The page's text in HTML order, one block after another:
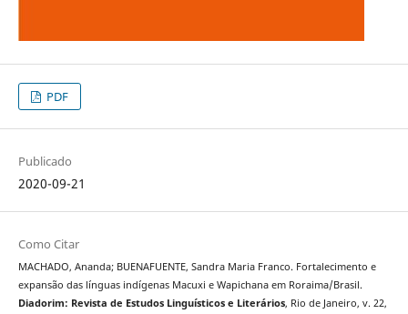
PDF
Publicado
2020-09-21
Como Citar
MACHADO, Ananda; BUENAFUENTE, Sandra Maria Franco. Fortalecimento e
expansão das línguas indígenas Macuxi e Wapichana em Roraima/Brasil.
Diadorim: Revista de Estudos Linguísticos e Literários, Rio de Janeiro, v. 22,